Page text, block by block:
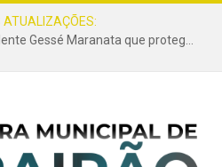
ATUALIZAÇÕES:
Projeto de autoria do presidente Gessé Maranata que protege as estradas vicinais de Trairão é transformado em lei